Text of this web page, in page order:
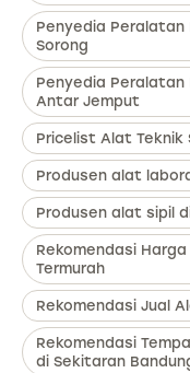
Penyedia Peralatan
Sorong
Penyedia Peralatan
Antar Jemput
Pricelist Alat Teknik
Produsen alat
Produsen alat sipil
Rekomendasi
Termurah
Rekomendasi Jual
Rekomendasi
di Sekitaran